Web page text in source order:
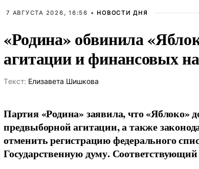
7 АВГУСТА 2026, 16:56 • НОВОСТИ ДНЯ
«Родина» обвинила
агитации и финансовых
Tекст: Елизавета Шишкова
Партия «Родина» заявила, что «Яблоко»
предвыборной агитации, а также
отменить регистрацию федерального
Государственную думу.